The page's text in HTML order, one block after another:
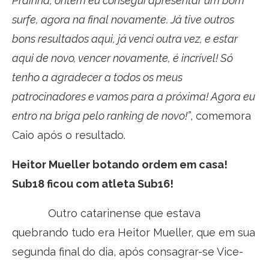
surfe, agora na final novamente. Já tive outros
bons resultados aqui, já venci outra vez, e estar
aqui de novo, vencer novamente, é incrível! Só
tenho a agradecer a todos os meus
patrocinadores e vamos para a próxima! Agora eu
entro na briga pelo ranking de novo!”, comemora
Caio após o resultado.
Heitor Mueller botando ordem em casa!
Sub18 ficou com atleta Sub16!
Outro catarinense que estava
quebrando tudo era Heitor Mueller, que em sua
segunda final do dia, após consagrar-se Vice-